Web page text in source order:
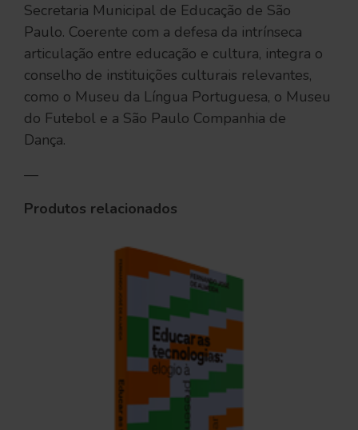
Secretaria Municipal de Educação de São
Paulo. Coerente com a defesa da intrínseca
articulação entre educação e cultura, integra o
conselho de instituições culturais relevantes,
como o Museu da Língua Portuguesa, o Museu
do Futebol e a São Paulo Companhia de
Dança.
—
Produtos relacionados